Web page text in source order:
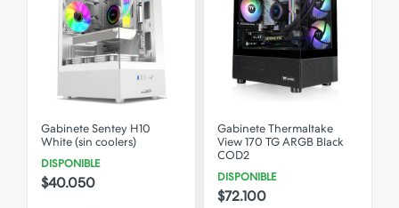
Gabinete Sentey H10
White (sin coolers)
DISPONIBLE
$40.050
Gabinete Thermaltake
View 170 TG ARGB Black
COD2
DISPONIBLE
$72.100